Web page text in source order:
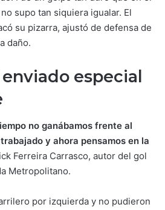
supo tan siquiera igualar. El
su pizarra, ajustó de defensa de
daño.
enviado especial
no ganábamos frente al
y ahora pensamos en la
Ferreira Carrasco, autor del gol
Metropolitano.
por izquierda y no pudieron